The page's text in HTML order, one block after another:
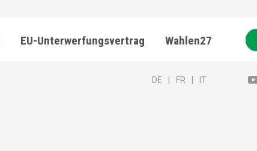
EU-Unterwerfungsvertrag Wahlen27
DE FR IT